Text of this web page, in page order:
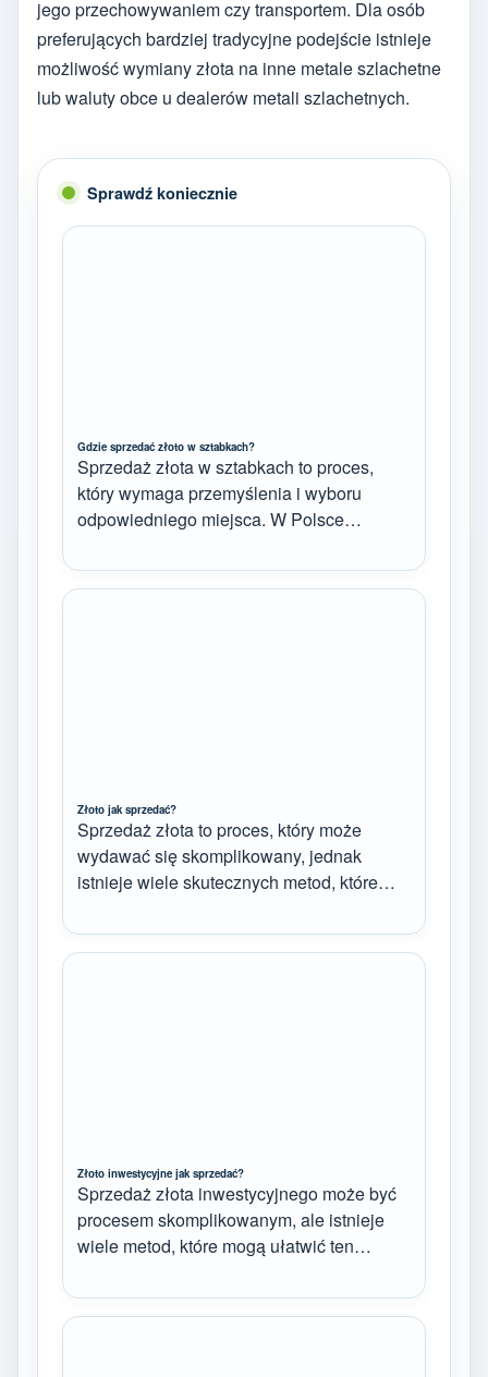
jego przechowywaniem czy transportem. Dla osób
preferujących bardziej tradycyjne podejście istnieje
możliwość wymiany złota na inne metale szlachetne
lub waluty obce u dealerów metali szlachetnych.
Sprawdź koniecznie
Gdzie sprzedać złoto w sztabkach?
Sprzedaż złota w sztabkach to proces,
który wymaga przemyślenia i wyboru
odpowiedniego miejsca. W Polsce…
Złoto jak sprzedać?
Sprzedaż złota to proces, który może
wydawać się skomplikowany, jednak
istnieje wiele skutecznych metod, które…
Złoto inwestycyjne jak sprzedać?
Sprzedaż złota inwestycyjnego może być
procesem skomplikowanym, ale istnieje
wiele metod, które mogą ułatwić ten…